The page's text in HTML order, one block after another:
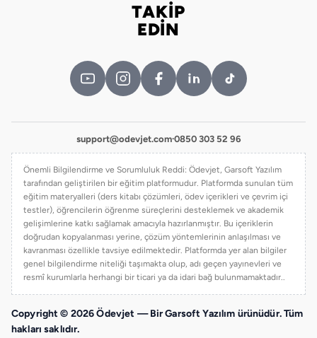
TAKİP
EDİN
support@odevjet.com·0850 303 52 96
Önemli Bilgilendirme ve Sorumluluk Reddi: Ödevjet, Garsoft Yazılım
tarafından geliştirilen bir eğitim platformudur. Platformda sunulan tüm
eğitim materyalleri (ders kitabı çözümleri, ödev içerikleri ve çevrim içi
testler), öğrencilerin öğrenme süreçlerini desteklemek ve akademik
gelişimlerine katkı sağlamak amacıyla hazırlanmıştır. Bu içeriklerin
doğrudan kopyalanması yerine, çözüm yöntemlerinin anlaşılması ve
kavranması özellikle tavsiye edilmektedir. Platformda yer alan bilgiler
genel bilgilendirme niteliği taşımakta olup, adı geçen yayınevleri ve
resmî kurumlarla herhangi bir ticari ya da idari bağ bulunmamaktadır..
Copyright © 2026 Ödevjet — Bir Garsoft Yazılım ürünüdür. Tüm
hakları saklıdır.